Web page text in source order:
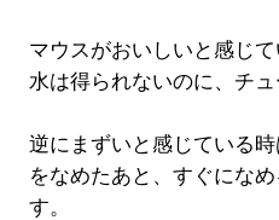
マウスがおいしいと感じ
水は得られないのに、チュ
逆にまずいと感じている時
をなめたあと、すぐにな
す。